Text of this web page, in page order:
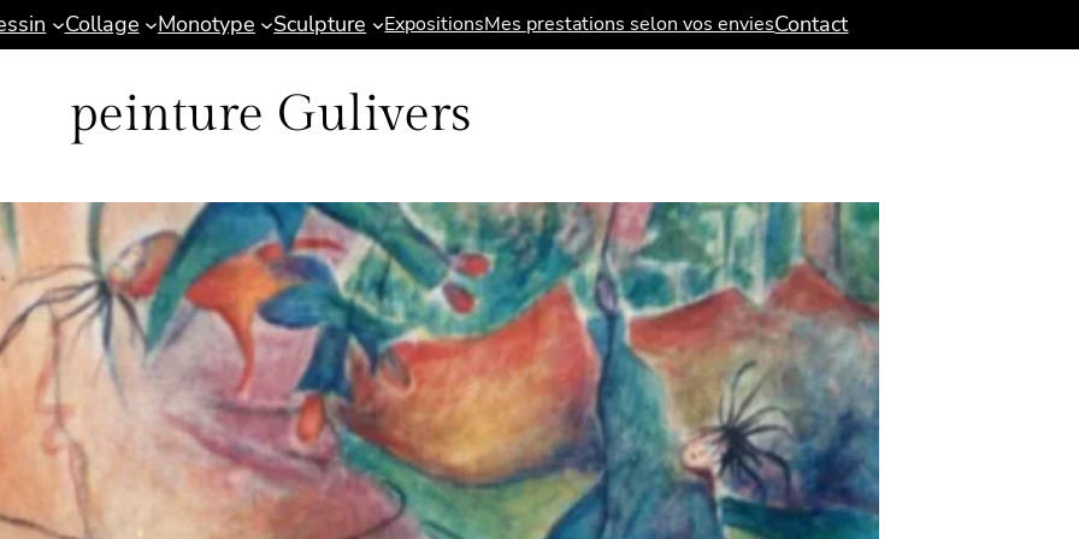
Collage Monotype Sculpture ExpositionsMes prestations selon vos enviesContact
peinture Gulivers